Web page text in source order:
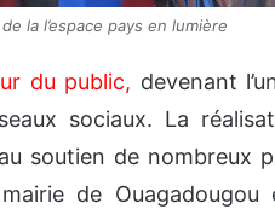
la l’espace pays en lumière
du public, devenant
sociaux. La
soutien de nombreux
de Ouagadougou